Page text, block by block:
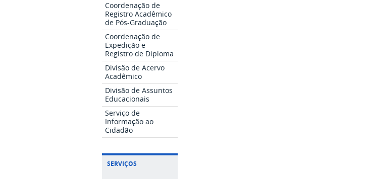
Coordenação de
Registro Acadêmico
de Pós-Graduação
Coordenação de
Expedição e
Registro de Diploma
Divisão de Acervo
Acadêmico
Divisão de Assuntos
Educacionais
Serviço de
Informação ao
Cidadão
SERVIÇOS